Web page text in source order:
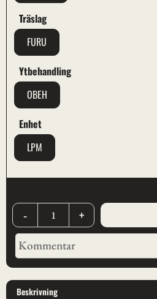
+
-
Träslag
FURU
Ytbehandling
OBEH
Enhet
LPM
Beskrivning